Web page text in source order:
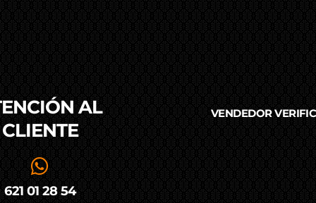
AL
CLIENTE
621 01 28 54
VENDEDOR